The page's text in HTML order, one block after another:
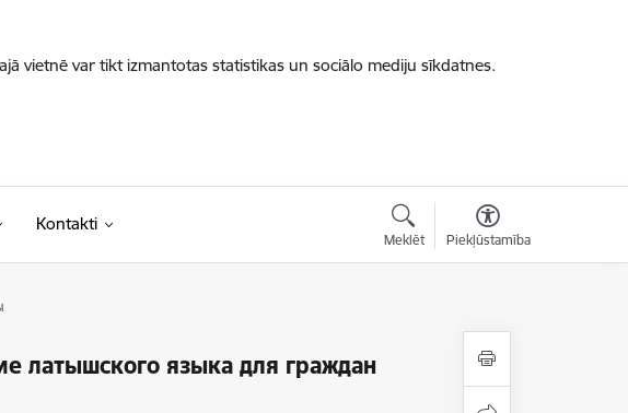
vietnē var tikt izmantotas statistikas un sociālo mediju sīkdatnes.
Kontakti
Meklēt Piekļūstamība
латышского языка для граждан